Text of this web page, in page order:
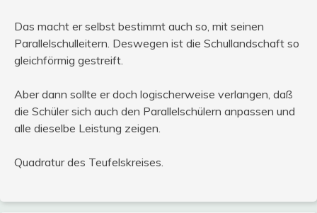
Das macht er selbst bestimmt auch so, mit seinen
Parallelschulleitern. Deswegen ist die Schullandschaft so
gleichförmig gestreift.
Aber dann sollte er doch logischerweise verlangen, daß
die Schüler sich auch den Parallelschülern anpassen und
alle dieselbe Leistung zeigen.
Quadratur des Teufelskreises.